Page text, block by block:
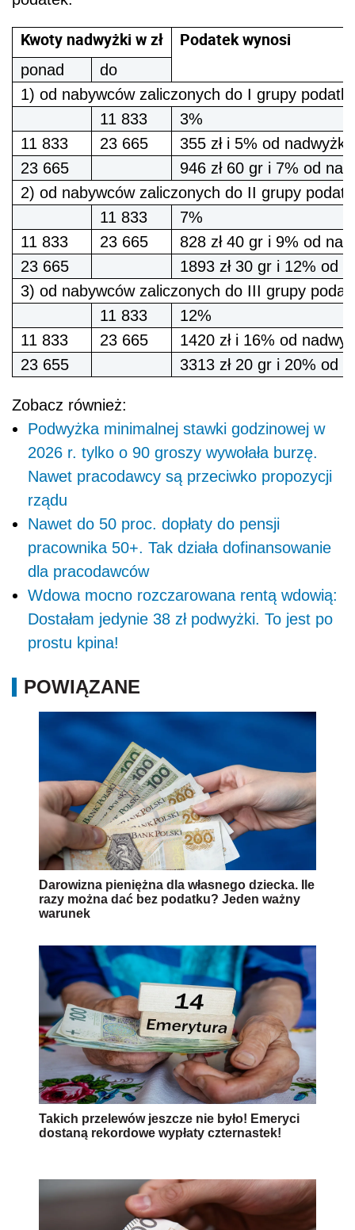
Kwoty nadwyżki w zł Podatek wynosi
ponad
do
1) od nabywców zaliczonych do I grupy
11 833
3%
11 833
23 665
355 zł i 5% od nadwyżki
23 665
946 zł 60 gr i 7% od
2) od nabywców zaliczonych do II grupy
11 833
7%
11 833
23 665
828 zł 40 gr i 9% od
23 665
1893 zł 30 gr i 12% od
3) od nabywców zaliczonych do III grupy
11 833
12%
11 833
23 665
1420 zł i 16% od
23 655
3313 zł 20 gr i 20% od
Zobacz również:
Podwyżka minimalnej stawki godzinowej w
2026 r. tylko o 90 groszy wywołała burzę.
Nawet pracodawcy są przeciwko propozycji
rządu
Nawet do 50 proc. dopłaty do pensji
pracownika 50+. Tak działa dofinansowanie
dla pracodawców
Wdowa mocno rozczarowana rentą wdowią:
Dostałam jedynie 38 zł podwyżki. To jest po
prostu kpina!
POWIĄZANE
Darowizna pieniężna dla własnego dziecka. Ile
razy można dać bez podatku? Jeden ważny
warunek
Takich przelewów jeszcze nie było! Emeryci
dostaną rekordowe wypłaty czternastek!